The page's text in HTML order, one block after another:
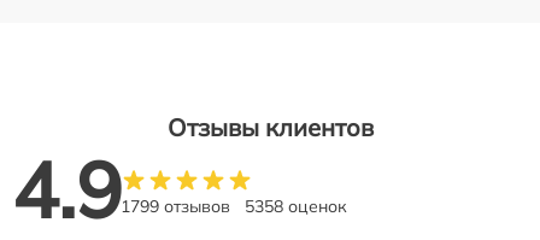
Отзывы клиентов
4.91799 отзывов 5358 оценок